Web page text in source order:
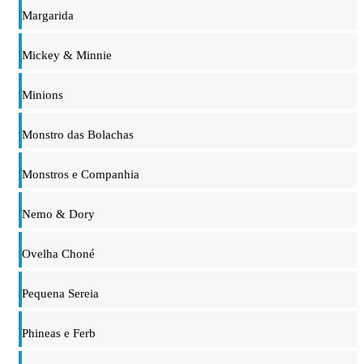
Margarida
Mickey & Minnie
Minions
Monstro das Bolachas
Monstros e Companhia
Nemo & Dory
Ovelha Choné
Pequena Sereia
Phineas e Ferb